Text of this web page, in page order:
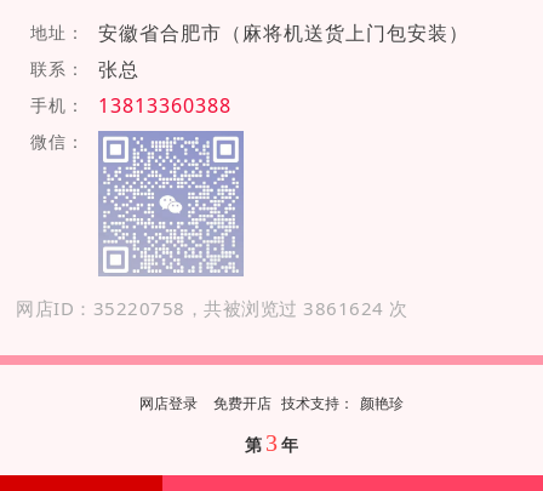
地址： 安徽省合肥市（麻将机送货上门包安装）
联系： 张总
手机： 13813360388
微信：
网店ID：35220758，共被浏览过 3861624 次
网店登录 免费开店 技术支持 ： 颜艳珍
第 3年